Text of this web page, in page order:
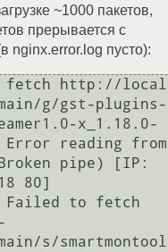
~1000 пакетов,
прерывается с
nginx.error.log пусто):
fetch http://
g/gst-plugins-
x_1.18.0-
Error reading
pipe) [IP:
80]
Failed to fetch
s/